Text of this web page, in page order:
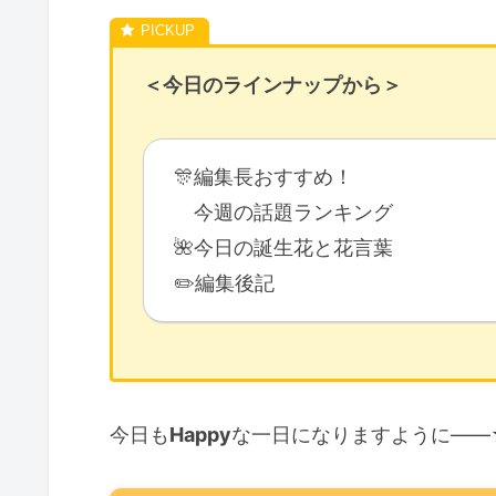
＜今日のラインナップから＞
🎊編集長おすすめ！
今週の話題ランキング
🌺今日の誕生花と花言葉
✏️編集後記
今日もHappyな一日になりますように